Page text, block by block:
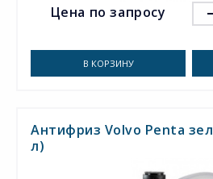
Цена по запросу
В КОРЗИНУ
Антифриз Volvo Penta
л)